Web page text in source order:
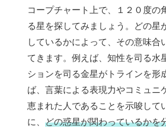
コープチャート上で、１２０度の
る星を探してみましょう。どの星
しているかによって、その意味合
てきます。例えば、知性を司る水
ションを司る金星がトラインを形
ば、言葉による表現力やコミュニ
恵まれた人であることを示唆して
に、 どの惑星が関わっているかを